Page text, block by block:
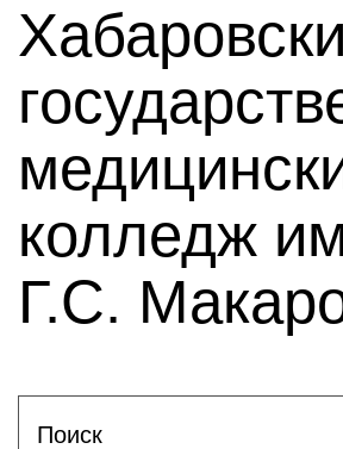
колледж
Г.С.
Поиск